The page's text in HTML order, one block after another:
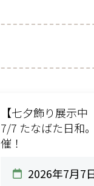
【七夕飾り展示中
7/7 たなばた日和
催！
2026年7月7